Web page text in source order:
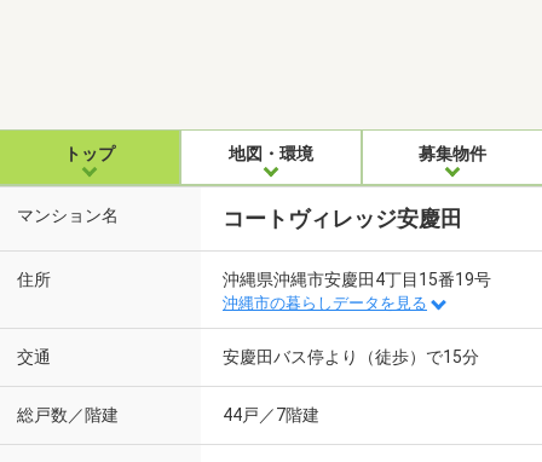
トップ 地図・環境 募集物件
マンション名 コートヴィレッジ安慶田
住所 沖縄県沖縄市安慶田4丁目15番19号
沖縄市の暮らしデータを見る
交通 安慶田バス停より（徒歩）で15分
総戸数／階建 44戸／7階建